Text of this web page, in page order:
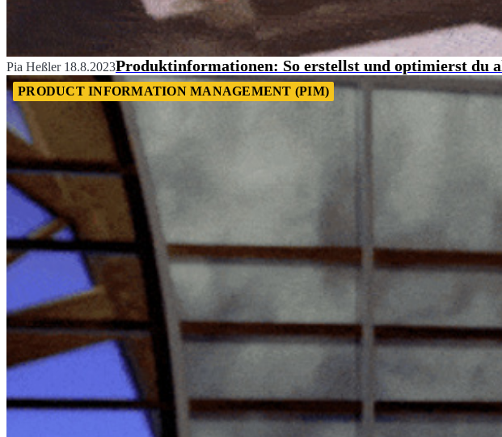
Pia Heßler 18.8.2023Produktinformationen: So erstellst und optimierst du
PRODUCT INFORMATION MANAGEMENT (PIM)